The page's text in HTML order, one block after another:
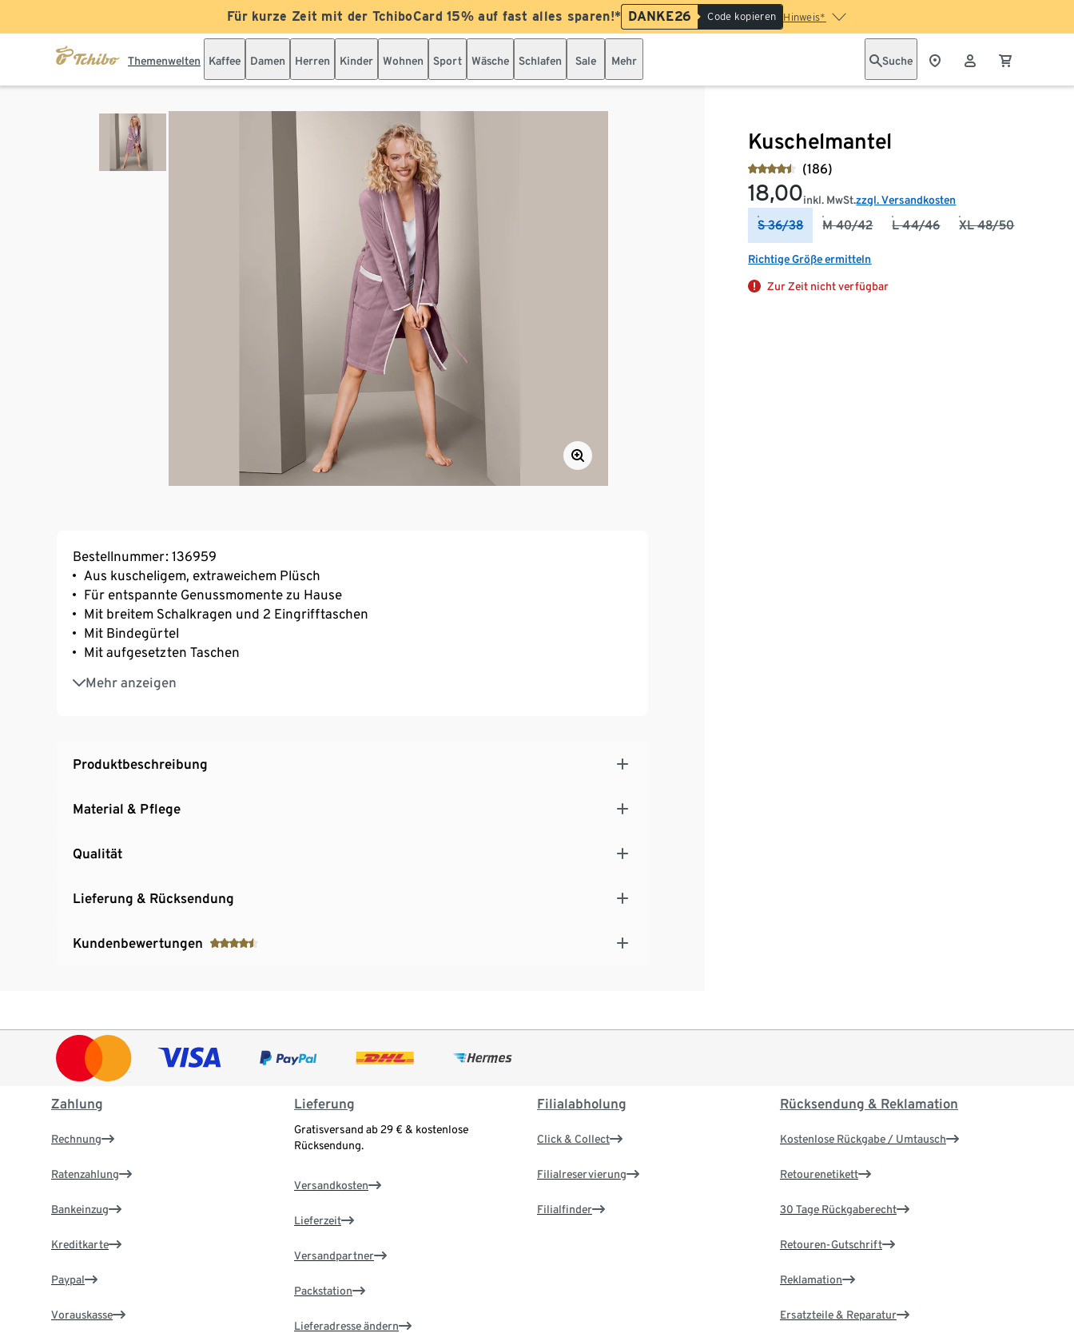
Für kurze Zeit mit der TchiboCard 15% auf fast alles sparen!* DANKE26 Code kopieren Hinweis*
Themenwelten Kaffee Damen Herren Kinder Wohnen Sport Wäsche Schlafen Sale Mehr Suche
Kuschelmantel
(186)
18,00inkl. MwSt.zzgl. Versandkosten
S 36/38 M 40/42 L 44/46 XL 48/50
Richtige Größe ermitteln
Zur Zeit nicht verfügbar
Bestellnummer: 136959
Aus kuscheligem, extraweichem Plüsch
Für entspannte Genussmomente zu Hause
Mit breitem Schalkragen und 2 Eingrifftaschen
Mit Bindegürtel
Mit aufgesetzten Taschen
Mehr anzeigen
Die Wohlfühlalternative zum klassischen Morgenmantel
Produktbeschreibung
Material & Pflege
Qualität
Lieferung & Rücksendung
Kundenbewertungen
Zahlung
Rechnung
Ratenzahlung
Bankeinzug
Kreditkarte
Paypal
Vorauskasse
Lieferung
Gratisversand ab 29 € & kostenlose
Rücksendung.
Versandkosten
Lieferzeit
Versandpartner
Packstation
Lieferadresse ändern
Filialabholung
Click & Collect
Filialreservierung
Filialfinder
Rücksendung & Reklamation
Kostenlose Rückgabe / Umtausch
Retourenetikett
30 Tage Rückgaberecht
Retouren-Gutschrift
Reklamation
Ersatzteile & Reparatur